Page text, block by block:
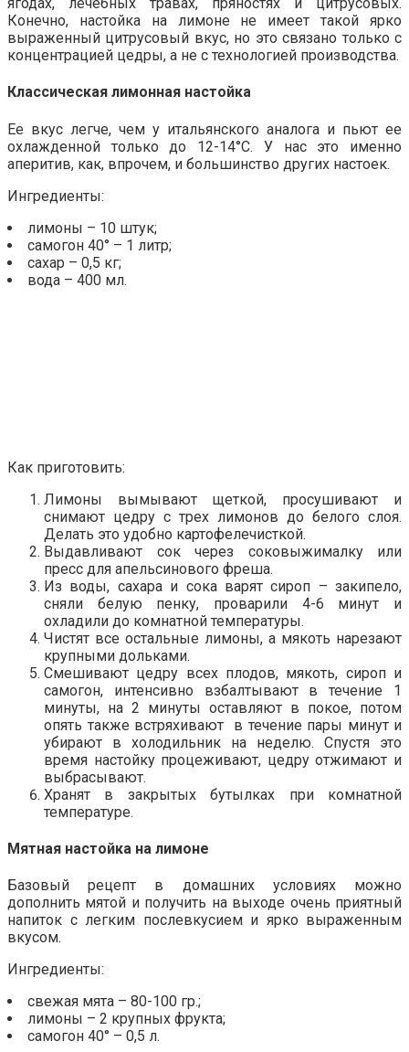
Конечно, настойка на лимоне не имеет такой ярко
выраженный цитрусовый вкус, но это связано только с
концентрацией цедры, а не с технологией производства.
Классическая лимонная настойка
Ее вкус легче, чем у итальянского аналога и пьют ее
охлажденной только до 12-14°С. У нас это именно
аперитив, как, впрочем, и большинство других настоек.
Ингредиенты:
лимоны – 10 штук;
самогон 40° – 1 литр;
сахар – 0,5 кг;
вода – 400 мл.
Как приготовить:
Лимоны вымывают щеткой, просушивают и
снимают цедру с трех лимонов до белого слоя.
Делать это удобно картофелечисткой.
Выдавливают сок через соковыжималку или
пресс для апельсинового фреша.
Из воды, сахара и сока варят сироп – закипело,
сняли белую пенку, проварили 4-6 минут и
охладили до комнатной температуры.
Чистят все остальные лимоны, а мякоть нарезают
крупными дольками.
Смешивают цедру всех плодов, мякоть, сироп и
самогон, интенсивно взбалтывают в течение 1
минуты, на 2 минуты оставляют в покое, потом
опять также встряхивают в течение пары минут и
убирают в холодильник на неделю. Спустя это
время настойку процеживают, цедру отжимают и
выбрасывают.
Хранят в закрытых бутылках при комнатной
температуре.
Мятная настойка на лимоне
Базовый рецепт в домашних условиях можно
дополнить мятой и получить на выходе очень приятный
напиток с легким послевкусием и ярко выраженным
вкусом.
Ингредиенты:
свежая мята – 80-100 гр.;
лимоны – 2 крупных фрукта;
самогон 40° – 0,5 л.